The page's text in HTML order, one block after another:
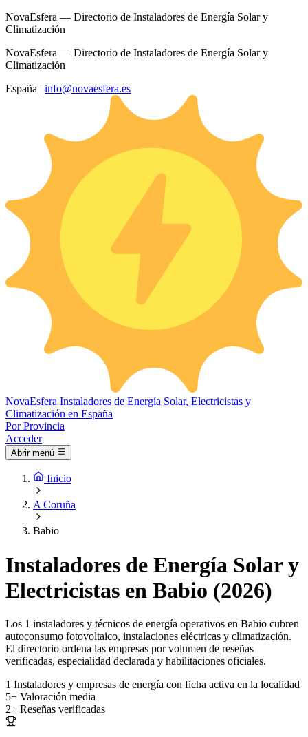
NovaEsfera — Directorio de Instaladores de Energía Solar y
Climatización
NovaEsfera — Directorio de Instaladores de Energía Solar y
Climatización
España | info@novaesfera.es
NovaEsfera Instaladores de Energía Solar, Electricistas y
Climatización en España
Por Provincia
Acceder
Abrir menú
Inicio
A Coruña
Babio
Instaladores de Energía Solar y
Electricistas en Babio (2026)
Los 1 instaladores y técnicos de energía operativos en Babio cubren
autoconsumo fotovoltaico, instalaciones eléctricas y climatización.
El directorio ordena las empresas por volumen de reseñas
verificadas, especialidad declarada y habilitaciones oficiales.
1 Instaladores y empresas de energía con ficha activa en la localidad
5+ Valoración media
2+ Reseñas verificadas